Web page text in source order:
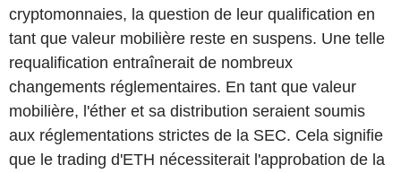
cryptomonnaies, la question de leur qualification en
tant que valeur mobilière reste en suspens. Une telle
requalification entraînerait de nombreux
changements réglementaires. En tant que valeur
mobilière, l'éther et sa distribution seraient soumis
aux réglementations strictes de la SEC. Cela signifie
que le trading d'ETH nécessiterait l'approbation de la